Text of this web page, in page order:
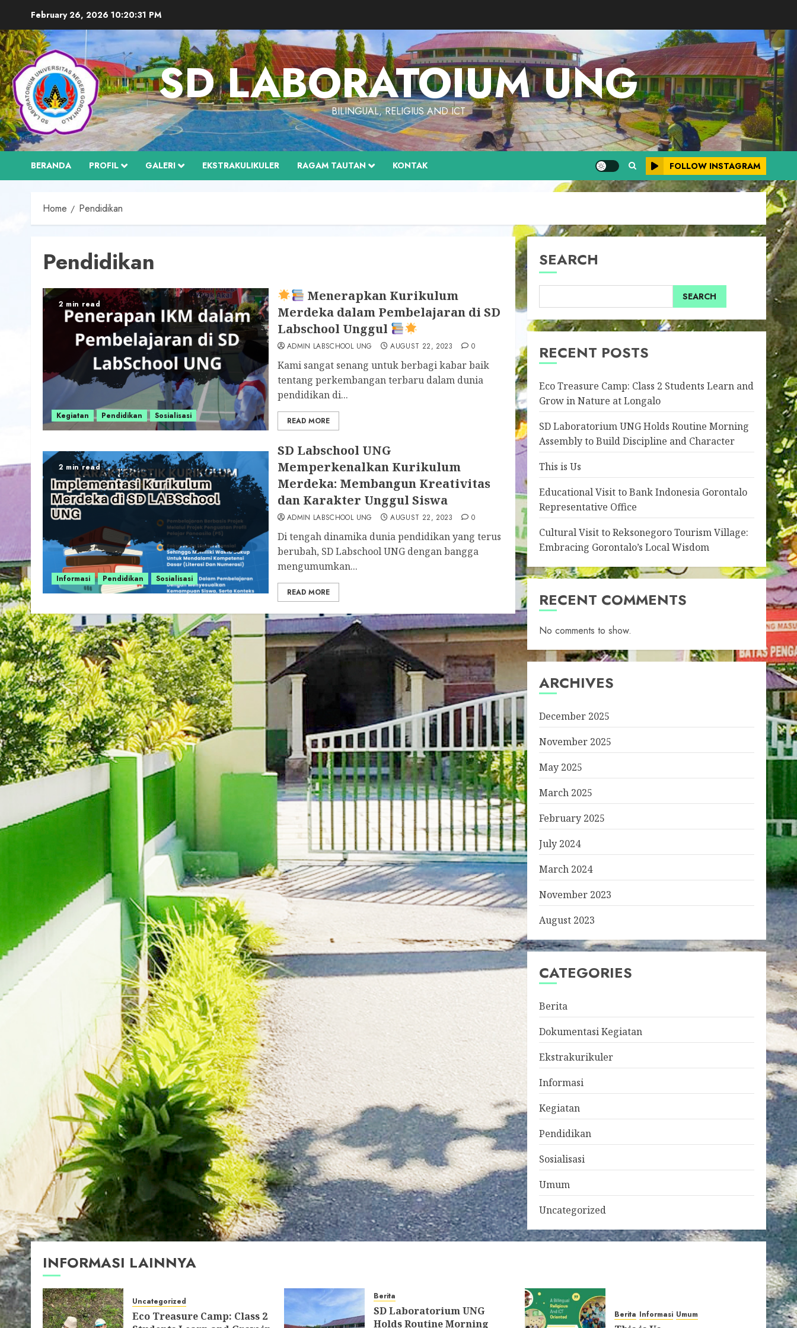
content
February 26, 2026 10:20:33 PM
SD LABORATOIUM UNG
BILINGUAL, RELIGIUS AND ICT
BERANDA PROFIL GALERI EKSTRAKULIKULER RAGAM TAUTAN KONTAK FOLLOW INSTAGRAM
Home Pendidikan
Pendidikan
2 min read
Kegiatan Pendidikan Sosialisasi
Menerapkan Kurikulum
Merdeka dalam Pembelajaran di SD
Labschool Unggul
ADMIN LABSCHOOL UNG AUGUST 22, 2023 0
Kami sangat senang untuk berbagi kabar baik
tentang perkembangan terbaru dalam dunia
pendidikan di...
READ MORE
2 min read
Informasi Pendidikan Sosialisasi
SD Labschool UNG
Memperkenalkan Kurikulum
Merdeka: Membangun Kreativitas
dan Karakter Unggul Siswa
ADMIN LABSCHOOL UNG AUGUST 22, 2023 0
Di tengah dinamika dunia pendidikan yang terus
berubah, SD Labschool UNG dengan bangga
mengumumkan...
READ MORE
SEARCH
SEARCH
RECENT POSTS
Eco Treasure Camp: Class 2 Students Learn and
Grow in Nature at Longalo
SD Laboratorium UNG Holds Routine Morning
Assembly to Build Discipline and Character
This is Us
Educational Visit to Bank Indonesia Gorontalo
Representative Office
Cultural Visit to Reksonegoro Tourism Village:
Embracing Gorontalo’s Local Wisdom
RECENT COMMENTS
No comments to show.
ARCHIVES
December 2025
November 2025
May 2025
March 2025
February 2025
July 2024
March 2024
November 2023
August 2023
CATEGORIES
Berita
Dokumentasi Kegiatan
Ekstrakurikuler
Informasi
Kegiatan
Pendidikan
Sosialisasi
Umum
Uncategorized
INFORMASI LAINNYA
Uncategorized
Eco Treasure Camp: Class 2
Berita
SD Laboratorium UNG
Holds Routine Morning
Berita Informasi Umum